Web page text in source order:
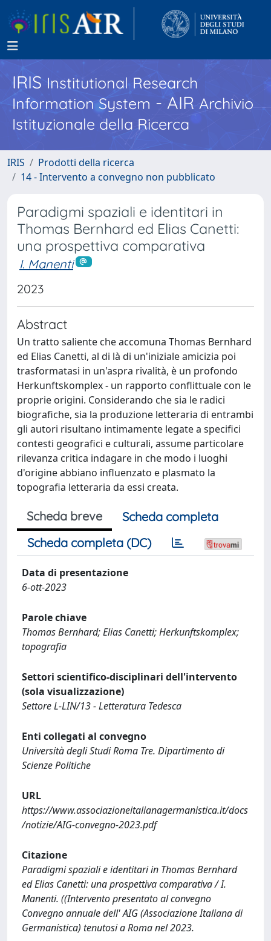
IRISInstitutional Research
Information System - AIR Archivio
Istituzionale della Ricerca
IRIS
Prodotti della ricerca
14 - Intervento a convegno non pubblicato
Paradigmi spaziali e identitari in
Thomas Bernhard ed Elias Canetti:
una prospettiva comparativa
I. Manenti
2023
Abstract
Un tratto saliente che accomuna Thomas Bernhard
ed Elias Canetti, al di là di un'iniziale amicizia poi
trasformatasi in un'aspra rivalità, è un profondo
Herkunftskomplex - un rapporto conflittuale con le
proprie origini. Considerando che sia le radici
biografiche, sia la produzione letteraria di entrambi
gli autori risultano intimamente legate a specifici
contesti geografici e culturali, assume particolare
rilevanza critica indagare in che modo i luoghi
d'origine abbiano influenzato e plasmato la
topografia letteraria da essi creata.
Scheda breve
Scheda completa
Scheda completa (DC)
Data di presentazione
6-ott-2023
Parole chiave
Thomas Bernhard; Elias Canetti; Herkunftskomplex;
topografia
Settori scientifico-disciplinari dell'intervento
(sola visualizzazione)
Settore L-LIN/13 - Letteratura Tedesca
Enti collegati al convegno
Università degli Studi Roma Tre. Dipartimento di
Scienze Politiche
URL
https://www.associazioneitalianagermanistica.it/docs
/notizie/AIG-convegno-2023.pdf
Citazione
Paradigmi spaziali e identitari in Thomas Bernhard
ed Elias Canetti: una prospettiva comparativa / I.
Manenti. ((Intervento presentato al convegno
Convegno annuale dell' AIG (Associazione Italiana di
Germanistica) tenutosi a Roma nel 2023.